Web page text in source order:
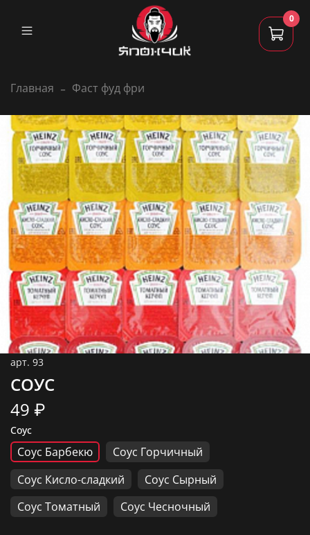
Главная Фаст фуд фри
арт. 93
СОУС
49 ₽
Соус
Соус Барбекю
Соус Горчичный
Соус Кисло-сладкий
Соус Сырный
Соус Томатный
Соус Чесночный
0